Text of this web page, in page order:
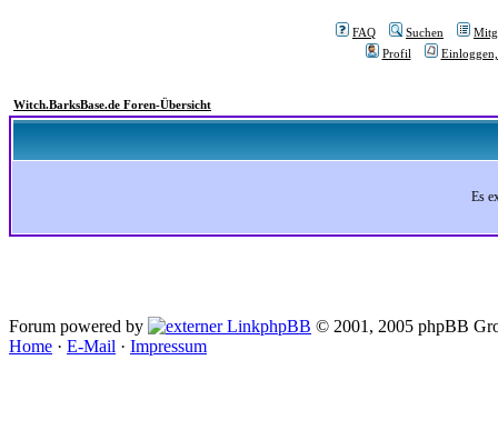
FAQ Suchen
Profil
Witch.BarksBase.de Foren-Übersicht
Es
Forum powered by phpBB © 2001, 2005 phpBB
Home · E-Mail · Impressum